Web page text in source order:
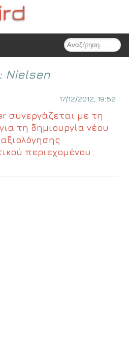
Search
Nielsen
17/12/2012, 19:52
συνεργάζεται με τη
τη δημιουργία νέου
περιεχομένου